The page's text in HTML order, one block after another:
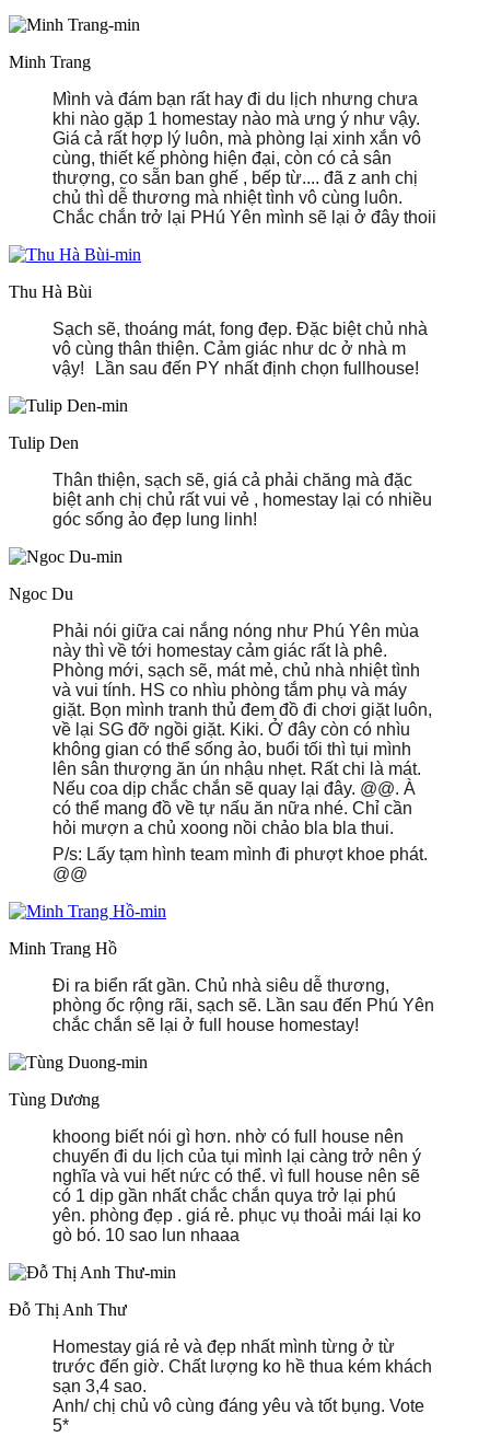
Minh Trang
Mình và đám bạn rất hay đi du lịch nhưng chưa
khi nào gặp 1 homestay nào mà ưng ý như vậy.
Giá cả rất hợp lý luôn, mà phòng lại xinh xắn vô
cùng, thiết kế phòng hiện đại, còn có cả sân
thượng, co sẵn ban ghế , bếp từ.... đã z anh chị
chủ thì dễ thương mà nhiệt tình vô cùng luôn.
Chắc chắn trở lại PHú Yên mình sẽ lại ở đây thoii
Thu Hà Bùi
Sạch sẽ, thoáng mát, fong đẹp. Đặc biệt chủ nhà
vô cùng thân thiện. Cảm giác như dc ở nhà m
vậy!
Lần sau đến PY nhất định chọn fullhouse!
Tulip Den
Thân thiện, sạch sẽ, giá cả phải chăng mà đặc
biệt anh chị chủ rất vui vẻ , homestay lại có nhiều
góc sống ảo đẹp lung linh!
Ngoc Du
Phải nói giữa cai nắng nóng như Phú Yên mùa
này thì về tới homestay cảm giác rất là phê.
Phòng mới, sạch sẽ, mát mẻ, chủ nhà nhiệt tình
và vui tính. HS co nhìu phòng tắm phụ và máy
giặt. Bọn mình tranh thủ đem đồ đi chơi giặt luôn,
về lại SG đỡ ngồi giặt. Kiki. Ở đây còn có nhìu
không gian có thể sống ảo, buổi tối thì tụi mình
lên sân thượng ăn ún nhậu nhẹt. Rất chi là mát.
Nếu coa dịp chắc chắn sẽ quay lại đây. @@. À
có thể mang đồ về tự nấu ăn nữa nhé. Chỉ cần
hỏi mượn a chủ xoong nồi chảo bla bla thui.
P/s: Lấy tạm hình team mình đi phượt khoe phát.
@@
Minh Trang Hồ
Đi ra biển rất gần. Chủ nhà siêu dễ thương,
phòng ốc rộng rãi, sạch sẽ. Lần sau đến Phú Yên
chắc chắn sẽ lại ở full house homestay!
Tùng Dương
khoong biết nói gì hơn. nhờ có full house nên
chuyến đi du lịch của tụi mình lại càng trở nên ý
nghĩa và vui hết nức có thể. vì full house nên sẽ
có 1 dịp gần nhất chắc chắn quya trở lại phú
yên. phòng đẹp . giá rẻ. phục vụ thoải mái lại ko
gò bó. 10 sao lun nhaaa
Đỗ Thị Anh Thư
Homestay giá rẻ và đẹp nhất mình từng ở từ
trước đến giờ. Chất lượng ko hề thua kém khách
sạn 3,4 sao.
Anh/ chị chủ vô cùng đáng yêu và tốt bụng. Vote
5*